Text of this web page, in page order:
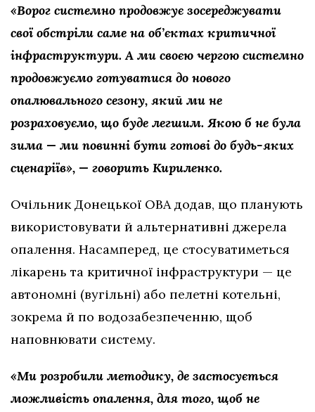
«Ворог системно продовжує зосереджувати
свої обстріли саме на об’єктах критичної
інфраструктури. А ми своєю чергою системно
продовжуємо готуватися до нового
опалювального сезону, який ми не
розраховуємо, що буде легшим. Якою б не була
зима — ми повинні бути готові до будь-яких
сценаріїв», — говорить Кириленко.
Очільник Донецької ОВА додав, що планують
використовувати й альтернативні джерела
опалення. Насамперед, це стосуватиметься
лікарень та критичної інфраструктури — це
автономні (вугільні) або пелетні котельні,
зокрема й по водозабезпеченню, щоб
наповнювати систему.
«Ми розробили методику, де застосується
можливість опалення, для того, щоб не